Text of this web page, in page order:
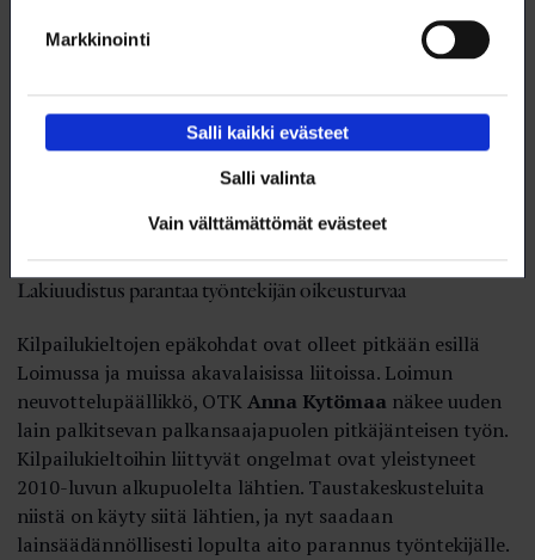
Markkinointi
Salli kaikki evästeet
Salli valinta
Vain välttämättömät evästeet
Anna Kytömaa
Lakiuudistus parantaa työntekijän oikeusturvaa
Kilpailukieltojen epäkohdat ovat olleet pitkään esillä
Loimussa ja muissa akavalaisissa liitoissa. Loimun
neuvottelupäällikkö, OTK Anna Kytömaa näkee uuden
lain palkitsevan palkansaajapuolen pitkäjänteisen työn.
Kilpailukieltoihin liittyvät ongelmat ovat yleistyneet
2010-luvun alkupuolelta lähtien. Taustakeskusteluita
niistä on käyty siitä lähtien, ja nyt saadaan
lainsäädännöllisesti lopulta aito parannus työntekijälle.